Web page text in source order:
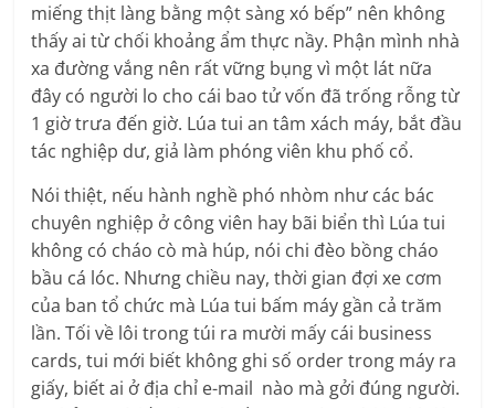
miếng thịt làng bằng một sàng xó bếp” nên không
thấy ai từ chối khoảng ẩm thực nầy. Phận mình nhà
xa đường vắng nên rất vững bụng vì một lát nữa
đây có người lo cho cái bao tử vốn đã trống rỗng từ
1 giờ trưa đến giờ. Lúa tui an tâm xách máy, bắt đầu
tác nghiệp dư, giả làm phóng viên khu phố cổ.
Nói thiệt, nếu hành nghề phó nhòm như các bác
chuyên nghiệp ở công viên hay bãi biển thì Lúa tui
không có cháo cò mà húp, nói chi đèo bồng cháo
bầu cá lóc. Nhưng chiều nay, thời gian đợi xe cơm
của ban tổ chức mà Lúa tui bấm máy gần cả trăm
lần. Tối về lôi trong túi ra mười mấy cái business
cards, tui mới biết không ghi số order trong máy ra
giấy, biết ai ở địa chỉ e-mail nào mà gởi đúng người.